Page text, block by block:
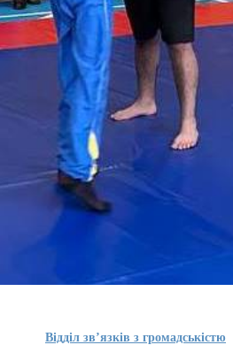
Відділ зв’язків з громадськістю